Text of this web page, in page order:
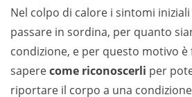
Nel colpo di calore i sintomi
passare in sordina, per quanto
condizione, e per questo motivo
saperecome riconoscerli per
riportare il corpo a una